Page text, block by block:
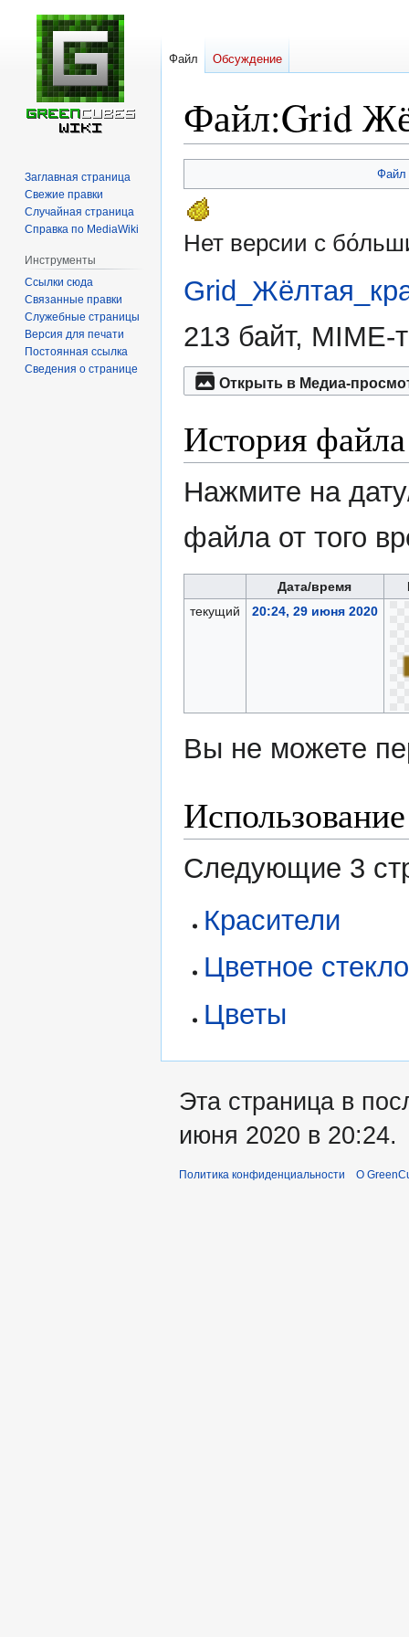
Файл:Grid
к
навигации
к
поиску
Файл
Нет версии с
213 байт, MIME-
Открыть в Медиа-
История файла
Нажмите на
файла от того
Дата/время
текущий
20:24, 29 июня 2020
Вы не можете
Следующие 3
Красители
Цветное стекло
Цветы
Файл Обсуждение
Заглавная страница
Свежие правки
Случайная страница
Справка по MediaWiki
Инструменты
Ссылки сюда
Связанные правки
Служебные страницы
Версия для печати
Постоянная ссылка
Сведения о странице
Эта страница в
июня 2020 в 20:24.
Политика конфиденциальности О